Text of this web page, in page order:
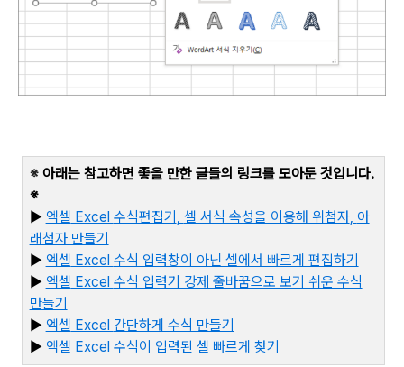
※아래는 참고하면 좋을 만한 글들의 링크를 모아둔 것입니다.
※
▶ 엑셀 Excel 수식편집기, 셀 서식 속성을 이용해 위첨자, 아
래첨자 만들기
▶ 엑셀 Excel 수식 입력창이 아닌 셀에서 빠르게 편집하기
▶ 엑셀 Excel 수식 입력기 강제 줄바꿈으로 보기 쉬운 수식
만들기
▶ 엑셀 Excel 간단하게 수식 만들기
▶ 엑셀 Excel 수식이 입력된 셀 빠르게 찾기